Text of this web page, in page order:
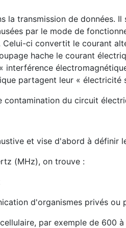
la transmission de données.
par le mode de
Celui-ci convertit le courant
hache le courant
interférence
partagent leur « électricité
contamination du circuit
et vise d'abord à définir
(MHz), on trouve :
d'organismes privés ou
par exemple de 600